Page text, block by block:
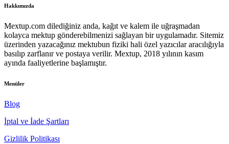
Hakkımızda
Mextup.com dilediğiniz anda, kağıt ve kalem ile uğraşmadan
kolayca mektup gönderebilmenizi sağlayan bir uygulamadır. Sitemiz
üzerinden yazacağınız mektubun fiziki hali özel yazıcılar aracılığıyla
basılıp zarflanır ve postaya verilir. Mextup, 2018 yılının kasım
ayında faaliyetlerine başlamıştır.
Menüler
Blog
İptal ve İade Şartları
Gizlilik Politikası